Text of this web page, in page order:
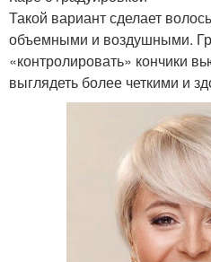
Такой вариант сделает
объемными и воздушными.
«контролировать» кончики
выглядеть более четкими и